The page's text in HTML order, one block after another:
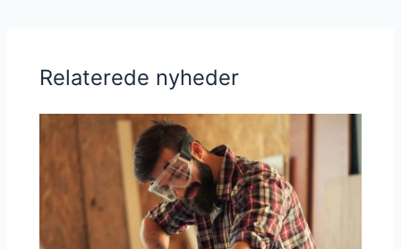
Relaterede nyheder